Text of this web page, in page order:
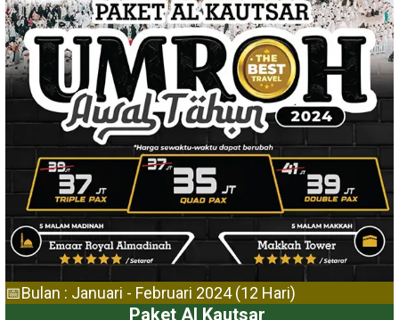
📅Bulan : Januari - Februari 2024 (12 Hari)
Paket Al Kautsar